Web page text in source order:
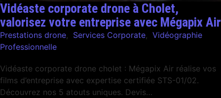
Vidéaste corporate drone à Cholet,
valorisez votre entreprise avec Mégapix Air
Prestations drone, Services Corporate, Vidéographie
Professionnelle
Vidéaste corporate drone cholet : Mégapix Air réalise vos
films d’entreprise avec expertise certifiée STS-01/02.
Découvrez nos 5 atouts uniques. Devis…